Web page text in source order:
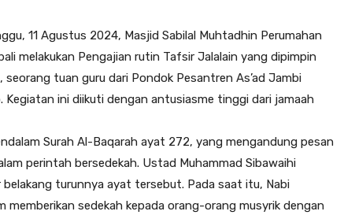
11 Agustus 2024, Masjid Sabilal Muhtadhin Perumahan
melakukan Pengajian rutin Tafsir Jalalain yang dipimpin
seorang tuan guru dari Pondok Pesantren As’ad Jambi
Kegiatan ini diikuti dengan antusiasme tinggi dari jamaah
Surah Al-Baqarah ayat 272, yang mengandung pesan
perintah bersedekah. Ustad Muhammad Sibawaihi
turunnya ayat tersebut. Pada saat itu, Nabi
memberikan sedekah kepada orang-orang musyrik dengan